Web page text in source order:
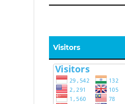
Visitors